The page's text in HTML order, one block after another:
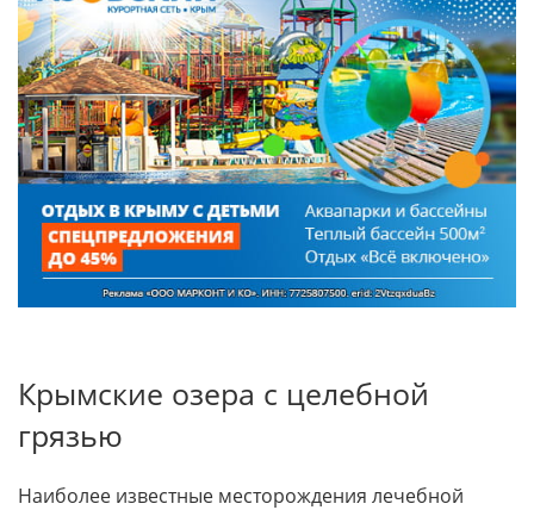
Крымские озера с целебной
грязью
Наиболее известные месторождения лечебной